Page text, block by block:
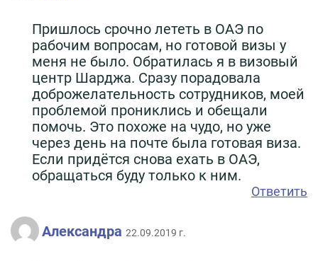
Пришлось срочно лететь в ОАЭ по
рабочим вопросам, но готовой визы у
меня не было. Обратилась я в визовый
центр Шарджа. Сразу порадовала
доброжелательность сотрудников, моей
проблемой прониклись и обещали
помочь. Это похоже на чудо, но уже
через день на почте была готовая виза.
Если придётся снова ехать в ОАЭ,
обращаться буду только к ним.
Ответить
Александра 22.09.2019 г.